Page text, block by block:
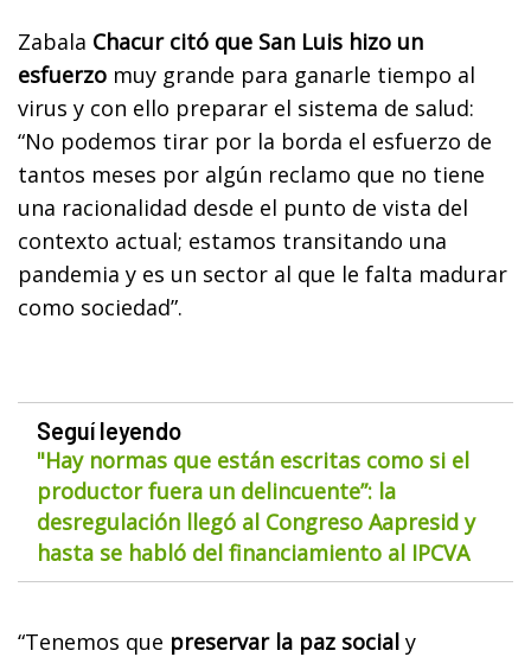
Zabala Chacur citó que San Luis hizo un
esfuerzo muy grande para ganarle tiempo al
virus y con ello preparar el sistema de salud:
“No podemos tirar por la borda el esfuerzo de
tantos meses por algún reclamo que no tiene
una racionalidad desde el punto de vista del
contexto actual; estamos transitando una
pandemia y es un sector al que le falta madurar
como sociedad”.
Seguí leyendo
"Hay normas que están escritas como si el
productor fuera un delincuente”: la
desregulación llegó al Congreso Aapresid y
hasta se habló del financiamiento al IPCVA
“Tenemos que preservar la paz social y